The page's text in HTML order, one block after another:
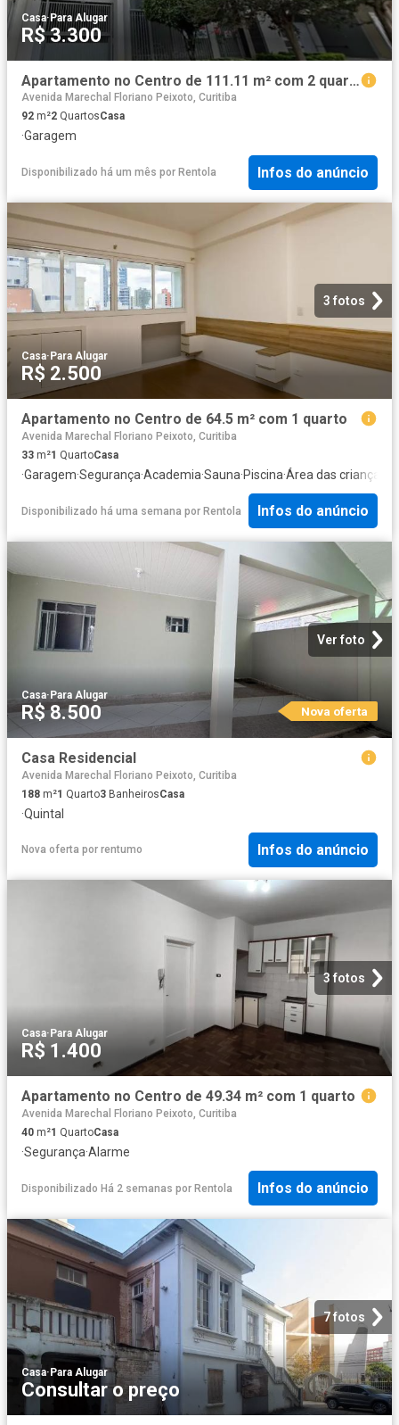
Casa·Para Alugar
R$ 3.300
Apartamento no Centro de 111.11 m² com 2 quartos
Avenida Marechal Floriano Peixoto, Curitiba
92 m²2 QuartosCasa
·Garagem
Disponibilizado há um mês por Rentola Infos do anúncio
3 fotos
Casa· Para Alugar
R$ 2.500
Apartamento no Centro de 64.5 m² com 1 quarto
Avenida Marechal Floriano Peixoto, Curitiba
33 m²1 QuartoCasa
·Garagem·Segurança·Academia·Sauna·Piscina·Área das crianças
Disponibilizado há uma semana por Rentola Infos do anúncio
Ver foto
Casa·Para Alugar
R$ 8.500 Nova oferta
Casa Residencial
Avenida Marechal Floriano Peixoto, Curitiba
188 m²1 Quarto3 BanheirosCasa
·Quintal
Nova oferta por rentumo Infos do anúncio
3 fotos
Casa· Para Alugar
R$ 1.400
Apartamento no Centro de 49.34 m² com 1 quarto
Avenida Marechal Floriano Peixoto, Curitiba
40 m²1 QuartoCasa
·Segurança·Alarme
Disponibilizado Há 2 semanas por Rentola Infos do anúncio
7 fotos
Casa·Para Alugar
Consultar o preço